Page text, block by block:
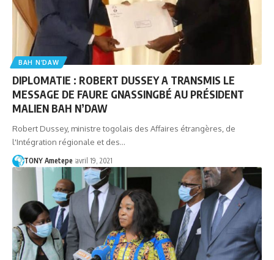
BAH N’DAW
DIPLOMATIE : ROBERT DUSSEY A TRANSMIS LE
MESSAGE DE FAURE GNASSINGBÉ AU PRÉSIDENT
MALIEN BAH N’DAW
Robert Dussey, ministre togolais des Affaires étrangères, de
l'Intégration régionale et des…
TONY Ametepe avril 19, 2021